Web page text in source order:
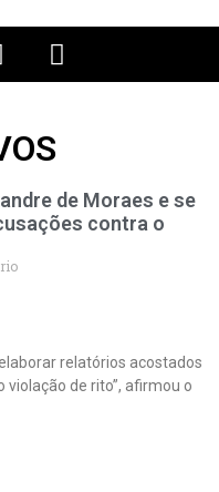
de Moraes e se
contra o
relatórios acostados
de rito”, afirmou o